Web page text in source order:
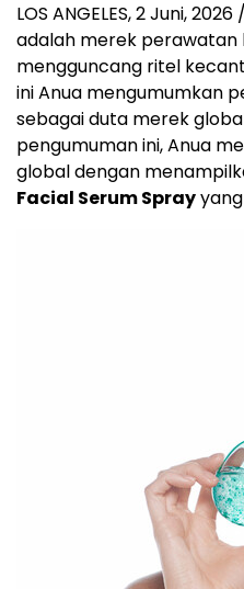
LOS ANGELES,2 Juni, 2026
adalah merek perawatan
mengguncang ritel
ini Anua mengumumkan
sebagai duta merek
pengumuman ini, Anua
global dengan
Facial Serum Spray